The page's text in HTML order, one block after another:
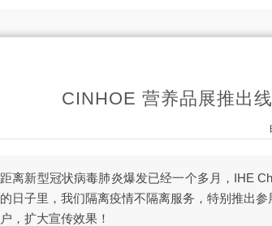
CINHOE 营养品展推出
距离新型冠状病毒肺炎爆发已经一个多月，IHE
的日子里，我们隔离疫情不隔离服务，特别推出
户，扩大宣传效果！